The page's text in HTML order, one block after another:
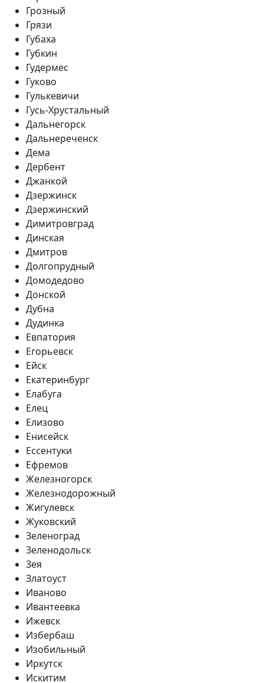
Грозный
Грязи
Губаха
Губкин
Гудермес
Гуково
Гулькевичи
Гусь-Хрустальный
Дальнегорск
Дальнереченск
Дема
Дербент
Джанкой
Дзержинск
Дзержинский
Димитровград
Динская
Дмитров
Долгопрудный
Домодедово
Донской
Дубна
Дудинка
Евпатория
Егорьевск
Ейск
Екатеринбург
Елабуга
Елец
Елизово
Енисейск
Ессентуки
Ефремов
Железногорск
Железнодорожный
Жигулевск
Жуковский
Зеленоград
Зеленодольск
Зея
Златоуст
Иваново
Ивантеевка
Ижевск
Избербаш
Изобильный
Иркутск
Искитим